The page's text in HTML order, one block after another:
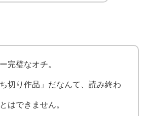
完璧なオチ。
切り作品」だなんて、読み終わ
はできません。